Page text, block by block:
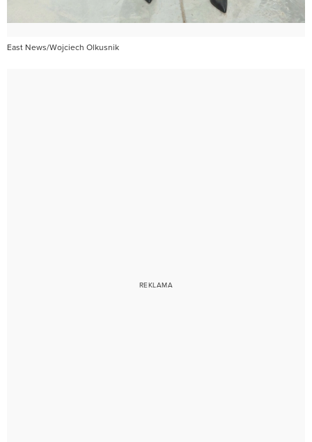
East News/Wojciech Olkusnik